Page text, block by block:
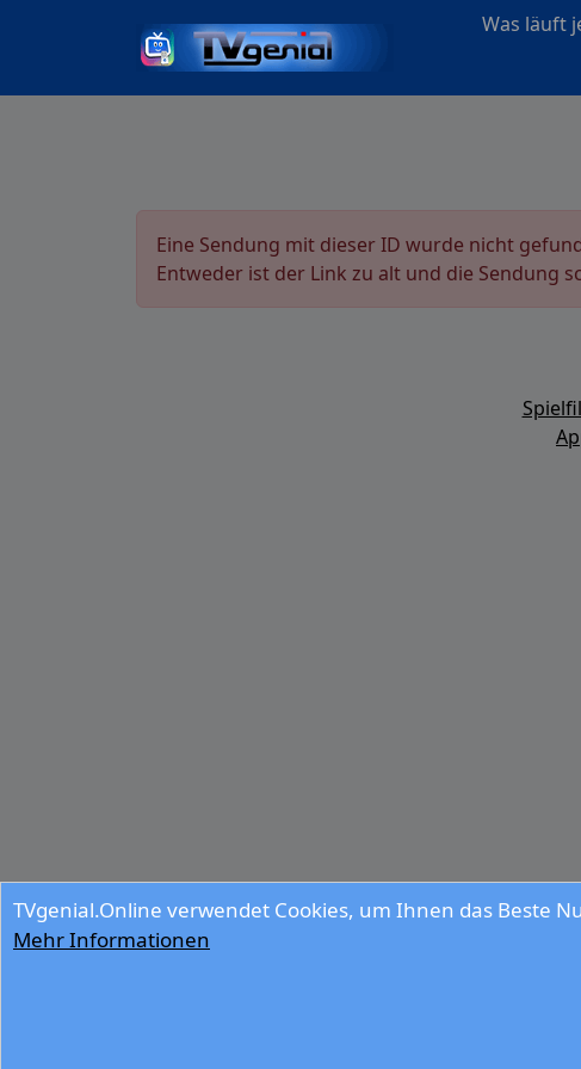
Was läuft
TVgenial.Online verwendet Cookies, um Ihnen das Beste
Mehr Informationen
Eine Sendung mit dieser ID wurde nicht
Entweder ist der Link zu alt und die Sendung